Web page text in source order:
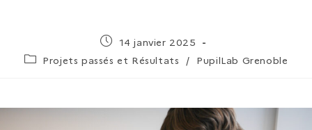
14 janvier 2025
Projets passés et Résultats
/ PupilLab Grenoble